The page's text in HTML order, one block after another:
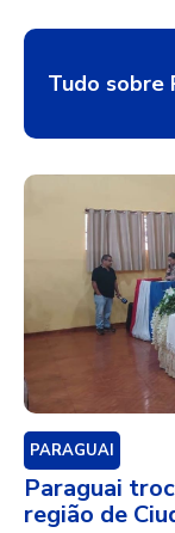
Tudo sobre
PARAGUAI
Paraguai
região de